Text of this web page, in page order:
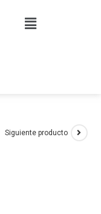
Siguiente producto